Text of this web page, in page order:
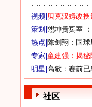
视频| 贝克汉姆改
策划| 熙坤贵宾室
热点| 陈剑翔：国
专家| 童建强：揭
明星| 高敏：赛前
社区